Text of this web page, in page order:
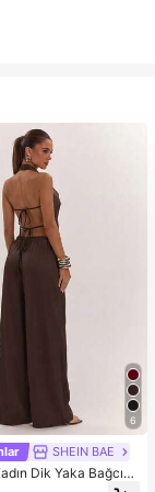
6
SHEIN BAE
Dik Yaka Bağcıklı
Moda Takımı, Ra